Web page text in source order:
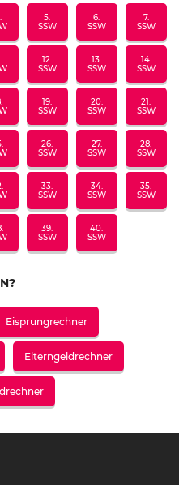
5.
SSW
6.
SSW
7.
SSW
12.
SSW
13.
SSW
14.
SSW
19.
SSW
20.
SSW
21.
SSW
26.
SSW
27.
SSW
28.
SSW
33.
SSW
34.
SSW
35.
SSW
39.
SSW
40.
SSW
Eisprungrechner
Elterngeldrechner